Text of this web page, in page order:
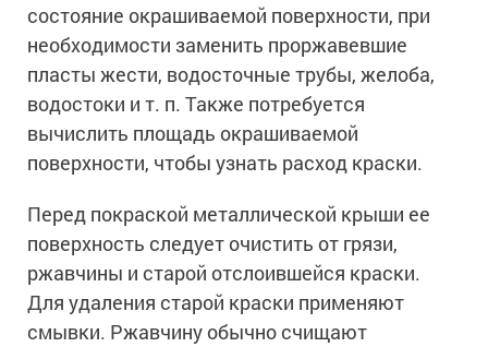
состояние окрашиваемой поверхности, при
необходимости заменить проржавевшие
пласты жести, водосточные трубы, желоба,
водостоки и т. п. Также потребуется
вычислить площадь окрашиваемой
поверхности, чтобы узнать расход краски.
Перед покраской металлической крыши ее
поверхность следует очистить от грязи,
ржавчины и старой отслоившейся краски.
Для удаления старой краски применяют
смывки. Ржавчину обычно счищают